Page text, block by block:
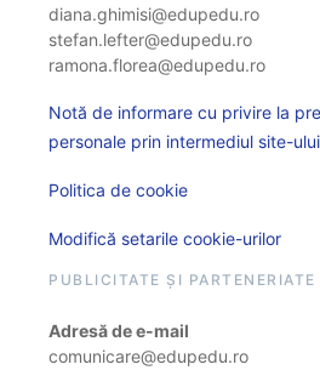
diana.ghimisi@edupedu.ro
stefan.lefter@edupedu.ro
ramona.florea@edupedu.ro
Notă de informare cu privire la
personale prin intermediul site-ului
Politica de cookie
Modifică setarile cookie-urilor
PUBLICITATE ȘI PARTENERIATE
Adresă de e-mail
comunicare@edupedu.ro